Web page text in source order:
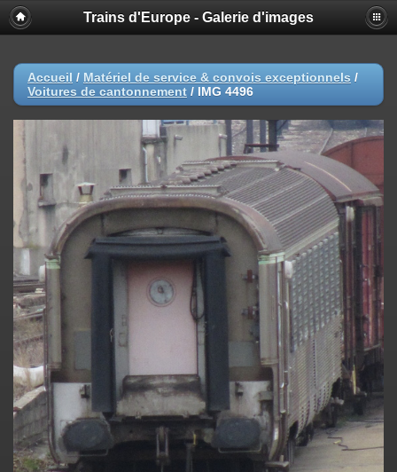
Trains d'Europe - Galerie d'images
Accueil / Matériel de service & convois exceptionnels /
Voitures de cantonnement / IMG 4496